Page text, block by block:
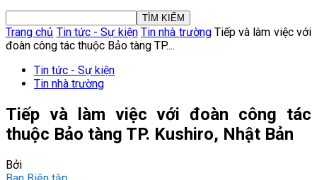
Trang chủ Tin tức - Sự kiện Tin nhà trường Tiếp và làm việc với
đoàn công tác thuộc Bảo tàng TP....
Tin tức - Sự kiện
Tin nhà trường
Tiếp và làm việc với đoàn công tác
thuộc Bảo tàng TP. Kushiro, Nhật Bản
Bởi